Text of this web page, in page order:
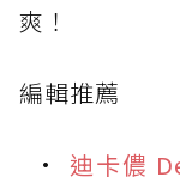
爽！
編輯推薦
迪卡儂